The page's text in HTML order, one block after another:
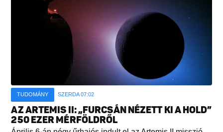
TUDOMÁNY SZERDA 07:02
AZ ARTEMIS II: „FURCSÁN NÉZETT KI A HOLD”
250 EZER MÉRFÖLDRŐL